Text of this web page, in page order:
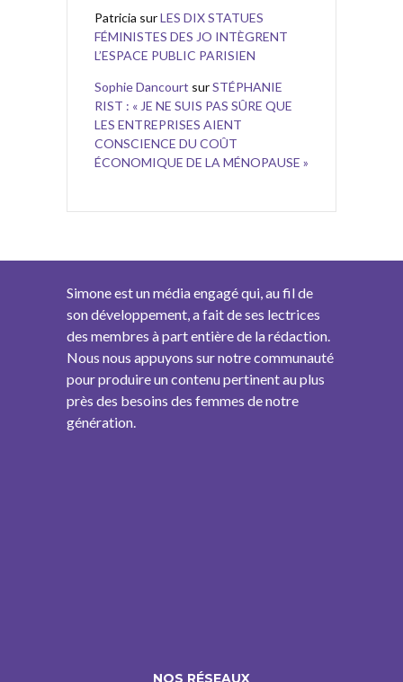
Patricia surLES DIX STATUES
FÉMINISTES DES JO INTÈGRENT
L’ESPACE PUBLIC PARISIEN
Sophie Dancourt surSTÉPHANIE
RIST : « JE NE SUIS PAS SÛRE QUE
LES ENTREPRISES AIENT
CONSCIENCE DU COÛT
ÉCONOMIQUE DE LA MÉNOPAUSE »
Simone est un média engagé qui, au fil de
son développement, a fait de ses lectrices
des membres à part entière de la rédaction.
Nous nous appuyons sur notre communauté
pour produire un contenu pertinent au plus
près des besoins des femmes de notre
génération.
NOS RÉSEAUX